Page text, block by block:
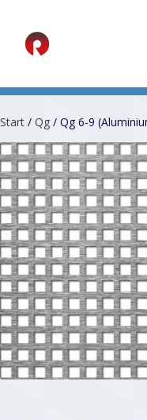
Start / Qg / Qg 6-9